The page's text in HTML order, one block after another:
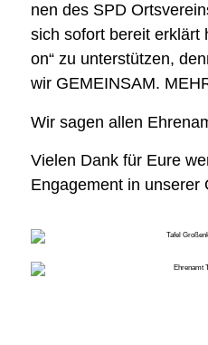
nen des SPD
sich sofort bereit erklärt
on“ zu unter­stüt­zen,
wir GEMEINSAM.
Wir sagen allen
Vie­len Dank für Eure
Enga­ge­ment in unse­rer